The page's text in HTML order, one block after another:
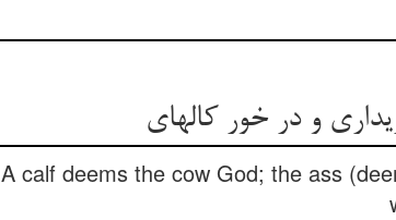
و در خور کاله‏ای‏
A calf deems the cow God; the ass